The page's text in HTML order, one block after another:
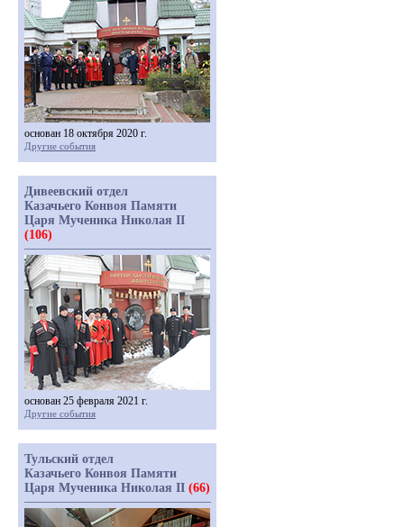
основан 18 октября 2020 г.
Другие события
Дивеевский отдел
Казачьего Конвоя Памяти
Царя Мученика Николая II
(106)
основан 25 февраля 2021 г.
Другие события
Тульский отдел
Казачьего Конвоя Памяти
Царя Мученика Николая II (66)